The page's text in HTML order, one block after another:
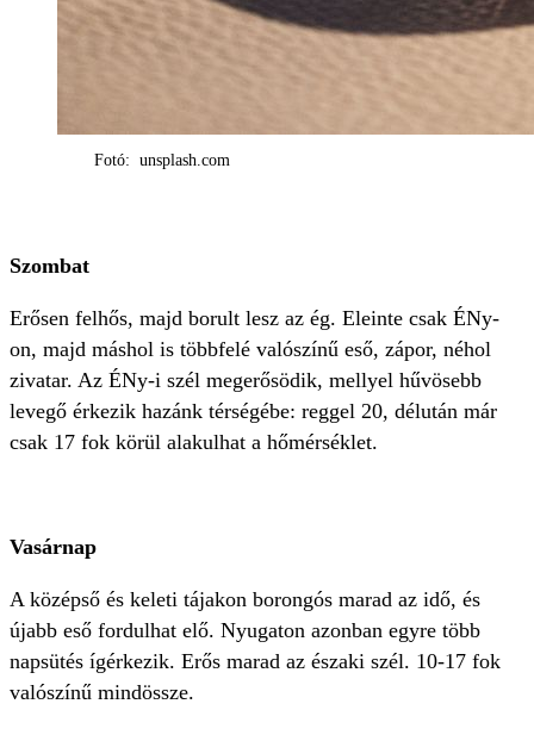
Fotó: unsplash.com
Szombat
Erősen felhős, majd borult lesz az ég. Eleinte csak ÉNy-
on, majd máshol is többfelé valószínű eső, zápor, néhol
zivatar. Az ÉNy-i szél megerősödik, mellyel hűvösebb
levegő érkezik hazánk térségébe: reggel 20, délután már
csak 17 fok körül alakulhat a hőmérséklet.
Vasárnap
A középső és keleti tájakon borongós marad az idő, és
újabb eső fordulhat elő. Nyugaton azonban egyre több
napsütés ígérkezik. Erős marad az északi szél. 10-17 fok
valószínű mindössze.